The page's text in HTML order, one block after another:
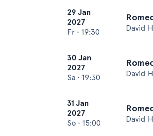
29 Jan
2027
Fr • 19:30 David
30 Jan
2027
Sa • 19:30 David
31 Jan
2027
So • 15:00 David